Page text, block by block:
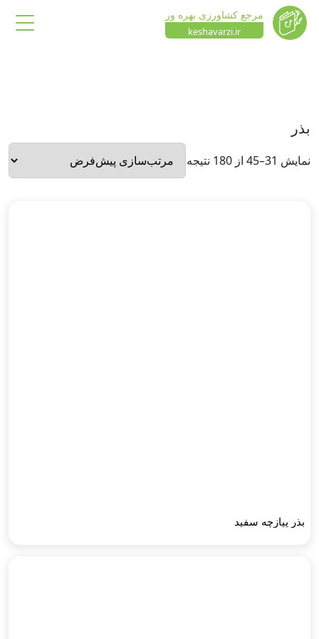
مرجع کشاورزی بهره ور
keshavarzi.ir
بذر
نمایش 31–45 از 180 نتیجه
بذر پیازچه سفید